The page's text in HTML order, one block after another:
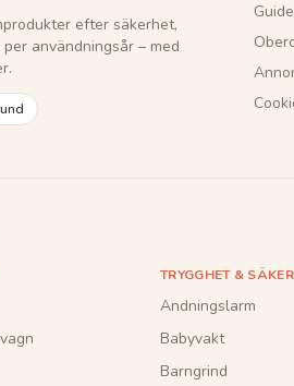
efter säkerhet,
användningsår – med
TRYGGHET &
Andningslarm
Babyvakt
Barngrind